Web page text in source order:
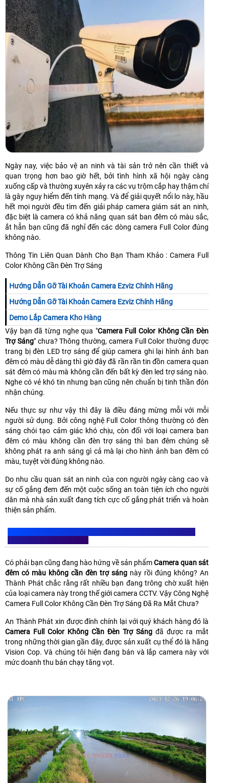
Ngày nay, việc bảo vệ an ninh và tài sản trở nên cần thiết và
quan trọng hơn bao giờ hết, bởi tình hình xã hội ngày càng
xuống cấp và thường xuyên xảy ra các vụ trộm cắp hay thậm chí
là gây nguy hiểm đến tính mạng. Và để giải quyết nổi lo này, hầu
hết mọi người đều tìm đến giải pháp camera giám sát an ninh,
đặc biệt là camera có khả năng quan sát ban đêm có màu sắc,
ắt hẵn bạn cũng đã nghỉ đến các dòng camera Full Color đúng
không nào.
Thông Tin Liên Quan Dành Cho Bạn Tham Khảo : Camera Full
Color Không Cần Đèn Trợ Sáng
Hướng Dẫn Gỡ Tài Khoản Camera Ezviz Chính Hãng
Hướng Dẫn Gỡ Tài Khoản Camera Ezviz Chính Hãng
Demo Lắp Camera Kho Hàng
Vậy bạn đã từng nghe qua "Camera Full Color Không Cần Đèn
Trợ Sáng" chưa? Thông thường, camera Full Color thường được
trang bị đèn LED trợ sáng để giúp camera ghi lại hình ảnh ban
đêm có màu dễ dàng thì giờ đây đã rần rần tin đồn camera quan
sát đêm có màu mà không cần đến bất kỳ đèn led trợ sáng nào.
Nghe có vẻ khó tin nhưng bạn cũng nên chuẩn bị tinh thần đón
nhận chúng.
Nếu thực sự như vậy thì đây là điều đáng mừng mỗi với mỗi
người sử dụng. Bởi công nghệ Full Color thông thường có đèn
sáng chói tạo cảm giác khó chịu, còn đối với loại camera ban
đêm có màu không cần đèn trợ sáng thì ban đêm chúng sẽ
không phát ra anh sáng gì cả mà lại cho hình ảnh ban đêm có
màu, tuyệt vời đúng không nào.
Do nhu cầu quan sát an ninh của con người ngày càng cao và
sự cố gắng đem đến một cuộc sống an toàn tiện ích cho người
dân mà nhà sản xuất đang tích cực cố gắng phát triển và hoàn
thiện sản phẩm.
Có phải bạn cũng đang hào hứng về sản phẩmCamera quan sát
đêm có màu không cần đèn trợ sáng này rồi đúng không? An
Thành Phát chắc rằng rất nhiều bạn đang trông chờ xuất hiện
của loại camera này trong thế giới camera CCTV. Vậy Công Nghệ
Camera Full Color Không Cần Đèn Trợ Sáng Đã Ra Mắt Chưa?
An Thành Phát xin được đính chính lại với quý khách hàng đó là
Camera Full Color Không Cần Đèn Trợ Sáng đã được ra mắt
trong những thời gian gần đây, được sản xuất cụ thể đó là hãng
Vision Cop. Và chúng tôi hiện đang bán và lắp camera này với
mức doanh thu bán chạy tăng vọt.